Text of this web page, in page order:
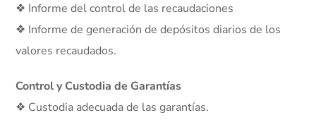
❖ Informe del control de las recaudaciones
❖ Informe de generación de depósitos diarios de los
valores recaudados.
Control y Custodia de Garantías
❖ Custodia adecuada de las garantías.